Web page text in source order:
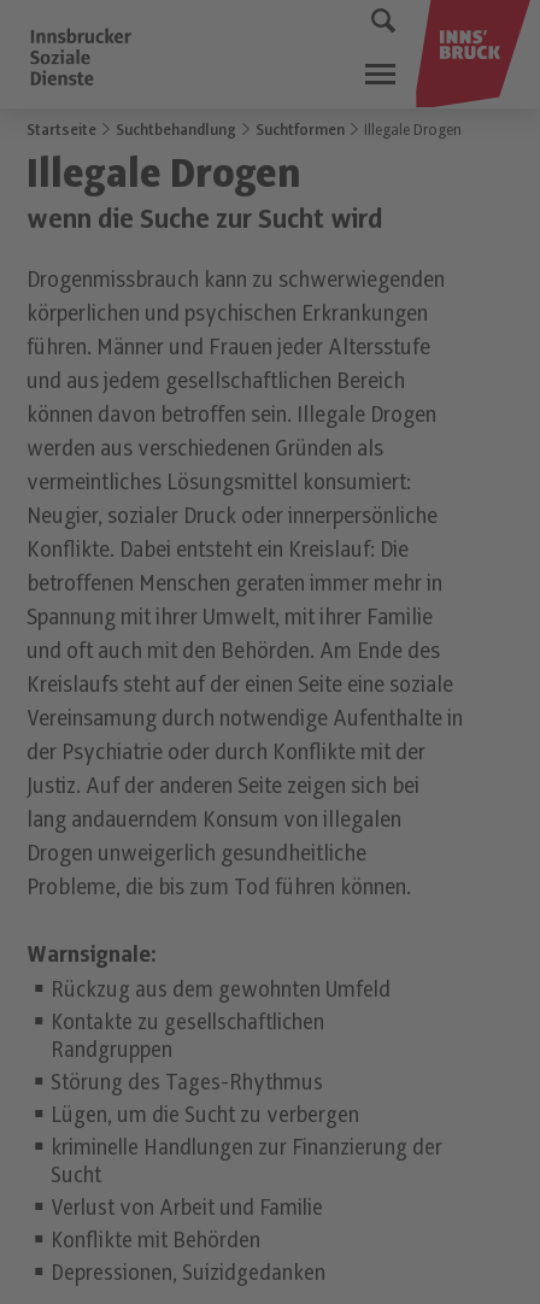
Startseite Suchtbehandlung Suchtformen Illegale Drogen
Illegale Drogen
wenn die Suche zur Sucht wird
Drogenmissbrauch kann zu schwerwiegenden
körperlichen und psychischen Erkrankungen
führen. Männer und Frauen jeder Altersstufe
und aus jedem gesellschaftlichen Bereich
können davon betroffen sein. Illegale Drogen
werden aus verschiedenen Gründen als
vermeintliches Lösungsmittel konsumiert:
Neugier, sozialer Druck oder innerpersönliche
Konflikte. Dabei entsteht ein Kreislauf: Die
betroffenen Menschen geraten immer mehr in
Spannung mit ihrer Umwelt, mit ihrer Familie
und oft auch mit den Behörden. Am Ende des
Kreislaufs steht auf der einen Seite eine soziale
Vereinsamung durch notwendige Aufenthalte in
der Psychiatrie oder durch Konflikte mit der
Justiz. Auf der anderen Seite zeigen sich bei
lang andauerndem Konsum von illegalen
Drogen unweigerlich gesundheitliche
Probleme, die bis zum Tod führen können.
Warnsignale:
Rückzug aus dem gewohnten Umfeld
Kontakte zu gesellschaftlichen
Randgruppen
Störung des Tages-Rhythmus
Lügen, um die Sucht zu verbergen
kriminelle Handlungen zur Finanzierung der
Sucht
Verlust von Arbeit und Familie
Konflikte mit Behörden
Depressionen, Suizidgedanken